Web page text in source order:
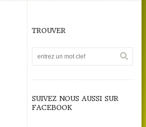
TROUVER
SUIVEZ NOUS AUSSI SUR
FACEBOOK